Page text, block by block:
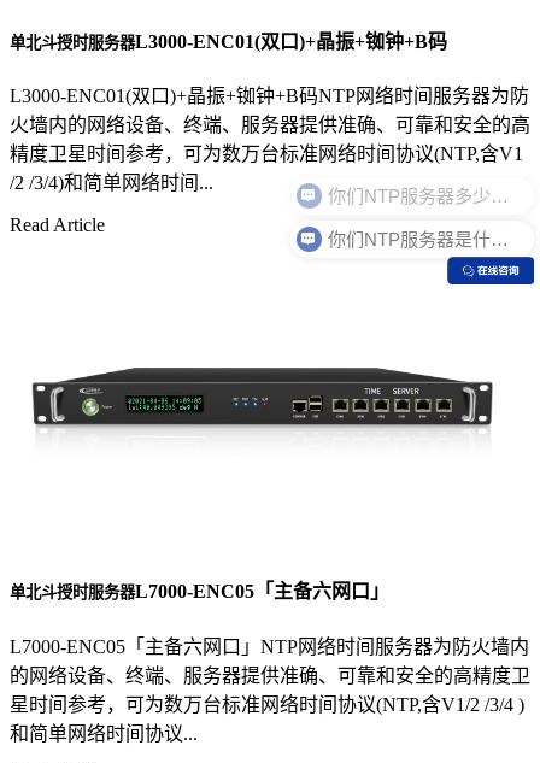
单北斗授时服务器L3000-ENC01(双口)+晶振+铷钟+B码
L3000-ENC01(双口)+晶振+铷钟+B码NTP网络时间服务器为防
火墙内的网络设备、终端、服务器提供准确、可靠和安全的高
精度卫星时间参考，可为数万台标准网络时间协议(NTP,含V1
/2 /3/4)和简单网络时间...
Read Article
单北斗授时服务器L7000-ENC05「主备六网口」
L7000-ENC05「主备六网口」NTP网络时间服务器为防火墙内
的网络设备、终端、服务器提供准确、可靠和安全的高精度卫
星时间参考，可为数万台标准网络时间协议(NTP,含V1/2 /3/4 )
和简单网络时间协议...